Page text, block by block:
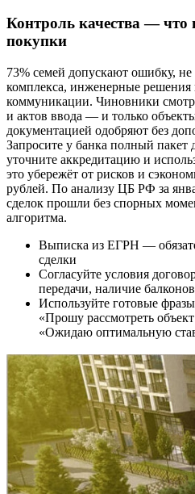
Контроль качества — что
покупки
73% семей допускают ошибку, не
комплекса, инженерные решения
коммуникации. Чиновники
и актов ввода — и только
документацией одобряют без
Запросите у банка полный пакет
уточните аккредитацию и
это убережёт от рисков и
рублей. По анализу ЦБ РФ за
сделок прошли без спорных
алгоритма.
Выписка из ЕГРН —
сделки
Согласуйте условия
передачи, наличие
Используйте готовые
«Прошу рассмотреть
«Ожидаю оптимальную